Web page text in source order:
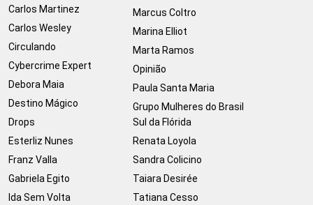
Carlos Martinez
Carlos Wesley
Circulando
Cybercrime Expert
Debora Maia
Destino Mágico
Drops
Esterliz Nunes
Franz Valla
Gabriela Egito
Ida Sem Volta
Marcus Coltro
Marina Elliot
Marta Ramos
Opinião
Paula Santa Maria
Grupo Mulheres do Brasil
Sul da Flórida
Renata Loyola
Sandra Colicino
Taiara Desirée
Tatiana Cesso